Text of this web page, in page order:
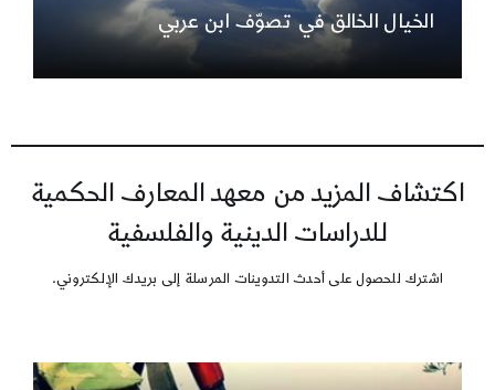
الخيال الخالق في تصوّف ابن عربي
اكتشاف المزيد من معهد المعارف الحكمية
للدراسات الدينية والفلسفية
اشترك للحصول على أحدث التدوينات المرسلة إلى بريدك الإلكتروني.